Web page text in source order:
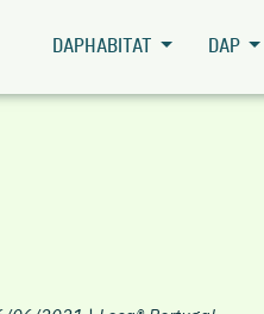
DAPHABITAT DAP